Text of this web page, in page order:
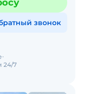
звонок
24/7